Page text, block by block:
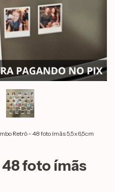
Retrô - 48 foto ímãs 5,5x6,5cm
foto ímãs